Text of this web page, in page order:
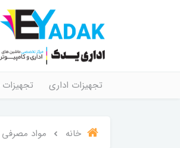
تجهیزات اداری
خانه مواد مصرفی